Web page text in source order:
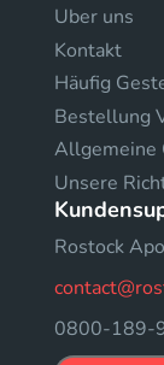
Uber uns
Kontakt
Häufig
Bestellung
Allgemeine
Unsere
Rostock
0800-189-